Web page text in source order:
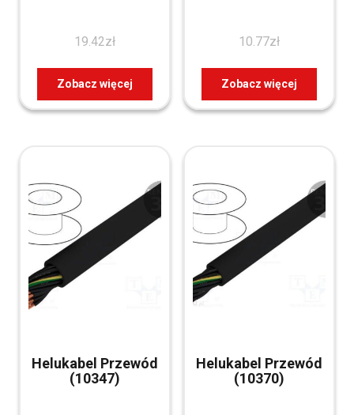
19.42zł
Zobacz więcej
10.77zł
Zobacz więcej
Helukabel Przewód
(10347)
Helukabel Przewód
(10370)